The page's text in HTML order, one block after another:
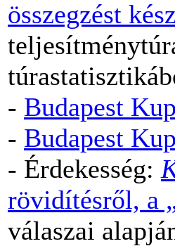
összegzést
- Budapest
- Budapest
- Érdekesség:
rövidítésről, a
válaszai